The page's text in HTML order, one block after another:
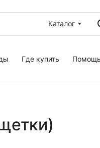
Каталог
Где купить Помощь